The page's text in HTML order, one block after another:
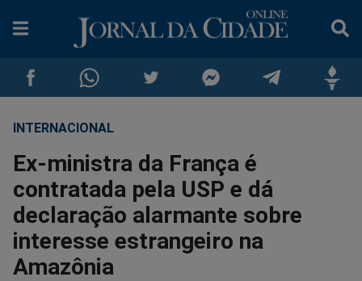
Compartilhar
no
Facebook
Compartilhar
no
Whatsapp
no
Twitter
no
Messenger
no
Telegram
INTERNACIONAL
Ex-ministra da França é
contratada pela USP e dá
declaração alarmante sobre
interesse estrangeiro na
Amazônia